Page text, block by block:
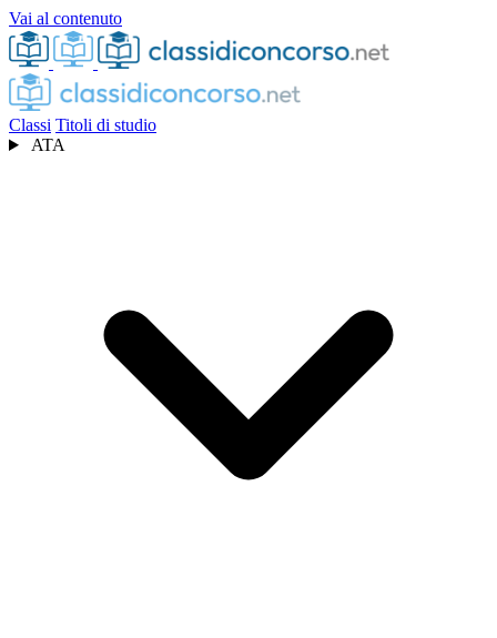
Vai al contenuto
Classi Titoli di studio
ATA